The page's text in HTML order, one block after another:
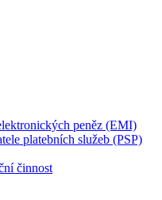
peněz (EMI)
platebních služeb (PSP)
činnost